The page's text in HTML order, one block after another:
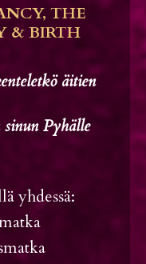
THE
& BIRTH
äitien
Pyhälle
yhdessä: